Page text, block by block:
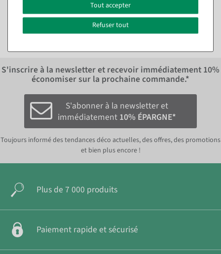
11,84 €
9,95 EUR hors TVA
9,95 EUR hors TVA
S'inscrire à la newsletter et recevoir immédiatement 10%
économiser sur la prochaine commande.*
S'abonner à la newsletter et
immédiatement 10% ÉPARGNE*
Toujours informé des tendances déco actuelles, des offres, des promotions
et bien plus encore !
Plus de 7 000 produits
Paiement rapide et sécurisé
Tout accepter
Refuser tout